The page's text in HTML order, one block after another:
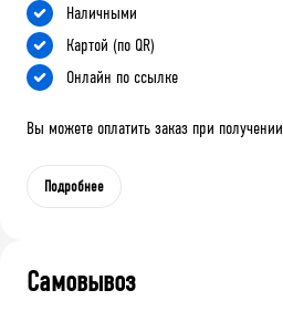
Наличными
Картой (по QR)
Онлайн по ссылке
Вы можете оплатить заказ при получении
Подробнее
Самовывоз